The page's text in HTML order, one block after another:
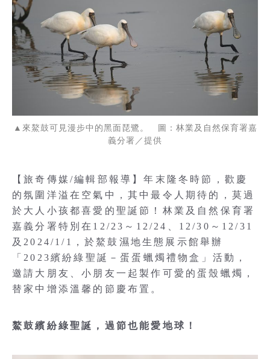
▲來鰲鼓可見漫步中的黑面琵鷺。 圖：林業及自然保育署嘉
義分署／提供
【旅奇傳媒/編輯部報導】年末隆冬時節，歡慶
的氛圍洋溢在空氣中，其中最令人期待的，莫過
於大人小孩都喜愛的聖誕節！林業及自然保育署
嘉義分署特別在12/23～12/24、12/30～12/31
及2024/1/1，於鰲鼓濕地生態展示館舉辦
「2023繽紛綠聖誕－蛋蛋蠟燭禮物盒」活動，
邀請大朋友、小朋友一起製作可愛的蛋殼蠟燭，
替家中增添溫馨的節慶布置。
鰲鼓繽紛綠聖誕，過節也能愛地球！